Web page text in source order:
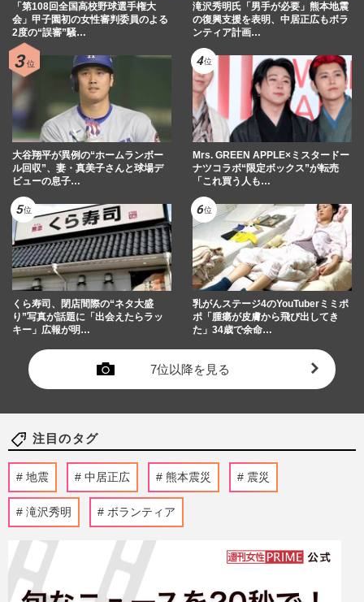
「第108回全国高校野球選手権大
会」甲子園初の女性審判委員のよる
2度の“誤審”騒…
滝沢秀明氏「男手が必要」熊本地震
の復興支援を表明、中居正広もボラ
ンティア計画…
大谷翔平が異例の“ホームランボー
ル回収”、妻・真美子さんと球場デ
ビューの息子…
Mrs. GREEN APPLE×ミスタードー
ナツコラボ“限定ボックス”が転売
「これ買う人も…
くら寿司、閉店間際の“ネタ大盛
り”写真が話題に「出会えたらラッ
キー」広報が明…
乳がんステージ4のYouTuberミミポ
ポ「腫瘍が皮膚から飛び出してき
た」34歳で余命…
7位以降を見る
注目のタグ
地震 中居正広 熊本震災 震災
滝沢秀明 ボランティア